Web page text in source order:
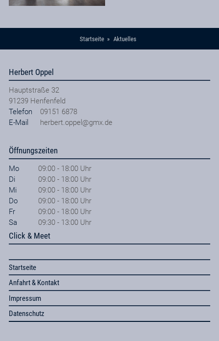
Startseite Aktuelles
Herbert Oppel
Hauptstraße 32
91239 Henfenfeld
Telefon
09151 6878
E-Mail
herbert.oppel@gmx.de
Öffnungszeiten
Mo
09:00 - 18:00 Uhr
Di
09:00 - 18:00 Uhr
Mi
09:00 - 18:00 Uhr
Do
09:00 - 18:00 Uhr
Fr
09:00 - 18:00 Uhr
Sa
09:30 - 13:00 Uhr
Click & Meet
Startseite
Anfahrt & Kontakt
Impressum
Datenschutz